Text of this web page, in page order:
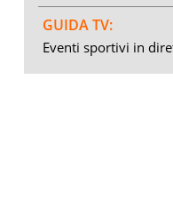
GUIDA TV:
Eventi sportivi in